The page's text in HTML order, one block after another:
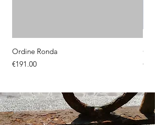
Ordine Ronda
Price
€191.00
Price